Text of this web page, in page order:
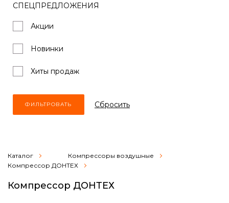
СПЕЦПРЕДЛОЖЕНИЯ
Акции
Новинки
Хиты продаж
Cбросить
Каталог
Компрессоры воздушные
Компрессор ДОНТЕХ
Компрессор ДОНТЕХ